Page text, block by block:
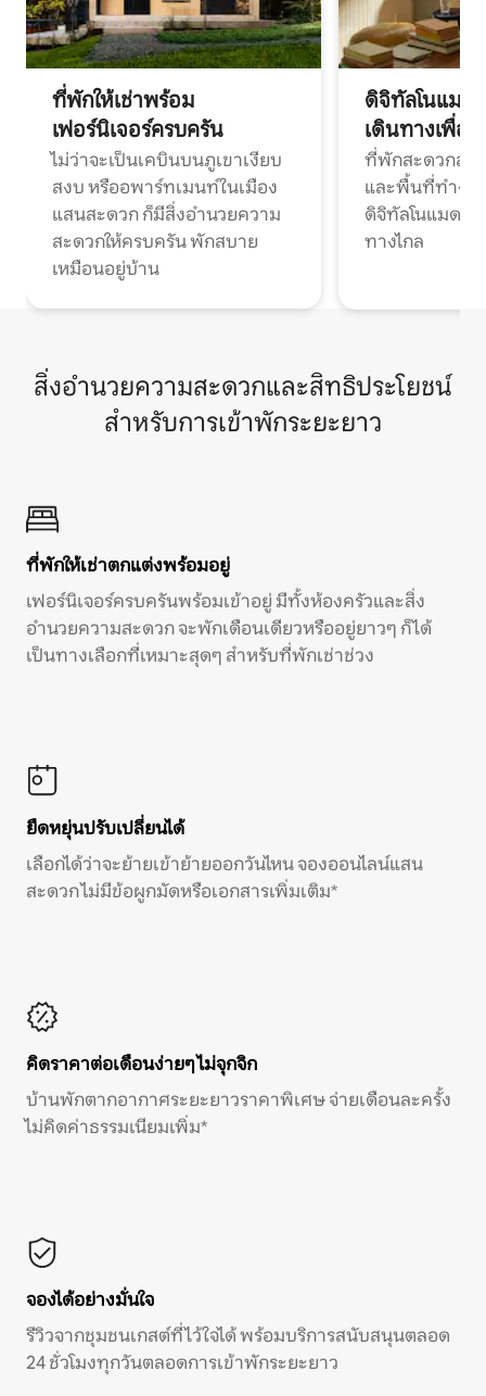
ที่พักให้เช่าพร้อม
เฟอร์นิเจอร์ครบครัน
ไม่ว่าจะเป็นเคบินบนภูเขาเงียบ
สงบ หรืออพาร์ทเมนท์ในเมือง
แสนสะดวก ก็มีสิ่งอำนวยความ
สะดวกให้ครบครัน พักสบาย
เหมือนอยู่บ้าน
ดิจิทัลโนแมด
เดินทางเพื่อ
ที่พักสะดวกสบ
และพื้นที่ทำงา
ดิจิทัลโนแมดแ
ทางไกล
สิ่งอำนวยความสะดวกและสิทธิประโยชน์
สำหรับการเข้าพักระยะยาว
ที่พักให้เช่าตกแต่งพร้อมอยู่
เฟอร์นิเจอร์ครบครันพร้อมเข้าอยู่ มีทั้งห้องครัวและสิ่ง
อำนวยความสะดวก จะพักเดือนเดียวหรืออยู่ยาวๆ ก็ได้
เป็นทางเลือกที่เหมาะสุดๆ สำหรับที่พักเช่าช่วง
ยืดหยุ่นปรับเปลี่ยนได้
เลือกได้ว่าจะย้ายเข้าย้ายออกวันไหน จองออนไลน์แสน
สะดวก ไม่มีข้อผูกมัดหรือเอกสารเพิ่มเติม*
คิดราคาต่อเดือนง่ายๆ ไม่จุกจิก
บ้านพักตากอากาศระยะยาวราคาพิเศษ จ่ายเดือนละครั้ง
ไม่คิดค่าธรรมเนียมเพิ่ม*
จองได้อย่างมั่นใจ
รีวิวจากชุมชนเกสต์ที่ไว้ใจได้ พร้อมบริการสนับสนุนตลอด
24 ชั่วโมงทุกวันตลอดการเข้าพักระยะยาว